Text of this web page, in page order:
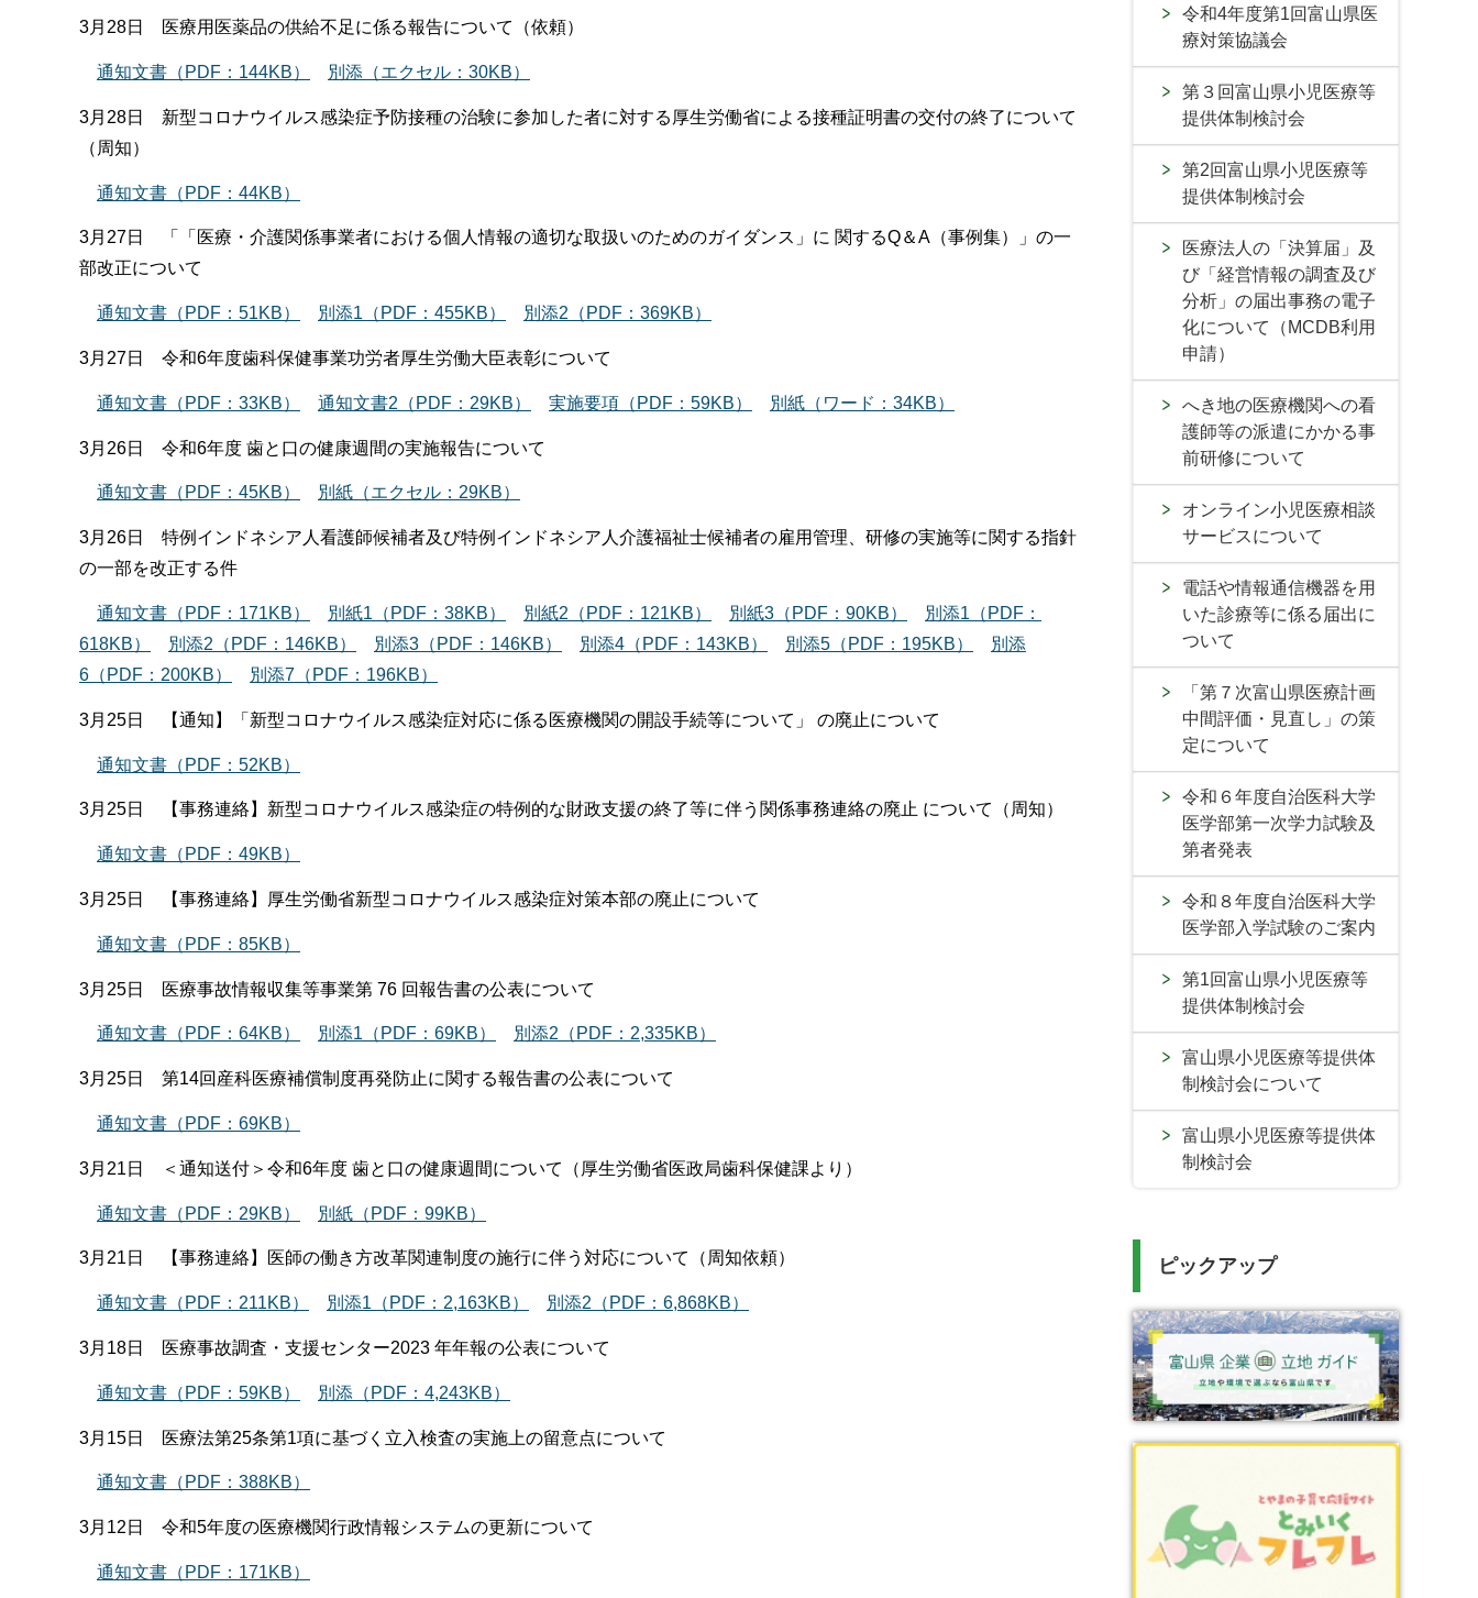
3月28日 医療用医薬品の供給不足に係る報告について（依頼）
通知文書（PDF：144KB） 別添（エクセル：30KB）
3月28日 新型コロナウイルス感染症予防接種の治験に参加した者に対する厚生労働省による接種証明書の交付の終了について
（周知）
通知文書（PDF：44KB）
3月27日 「「医療・介護関係事業者における個人情報の適切な取扱いのためのガイダンス」に 関するQ＆A（事例集）」の一
部改正について
通知文書（PDF：51KB） 別添1（PDF：455KB） 別添2（PDF：369KB）
3月27日 令和6年度歯科保健事業功労者厚生労働大臣表彰について
通知文書（PDF：33KB） 通知文書2（PDF：29KB） 実施要項（PDF：59KB） 別紙（ワード：34KB）
3月26日 令和6年度 歯と口の健康週間の実施報告について
通知文書（PDF：45KB） 別紙（エクセル：29KB）
3月26日 特例インドネシア人看護師候補者及び特例インドネシア人介護福祉士候補者の雇用管理、研修の実施等に関する指針
の一部を改正する件
通知文書（PDF：171KB） 別紙1（PDF：38KB） 別紙2（PDF：121KB） 別紙3（PDF：90KB）
別添1（PDF：
618KB）
別添2（PDF：146KB） 別添3（PDF：146KB） 別添4（PDF：143KB） 別添5（PDF：195KB）
別添
6（PDF：200KB）
別添7（PDF：196KB）
3月25日 【通知】「新型コロナウイルス感染症対応に係る医療機関の開設手続等について」 の廃止について
通知文書（PDF：52KB）
3月25日 【事務連絡】新型コロナウイルス感染症の特例的な財政支援の終了等に伴う関係事務連絡の廃止 について（周知）
通知文書（PDF：49KB）
3月25日 【事務連絡】厚生労働省新型コロナウイルス感染症対策本部の廃止について
通知文書（PDF：85KB）
3月25日 医療事故情報収集等事業第 76 回報告書の公表について
通知文書（PDF：64KB） 別添1（PDF：69KB） 別添2（PDF：2,335KB）
3月25日 第14回産科医療補償制度再発防止に関する報告書の公表について
通知文書（PDF：69KB）
3月21日 ＜通知送付＞令和6年度 歯と口の健康週間について（厚生労働省医政局歯科保健課より）
通知文書（PDF：29KB） 別紙（PDF：99KB）
3月21日 【事務連絡】医師の働き方改革関連制度の施行に伴う対応について（周知依頼）
通知文書（PDF：211KB） 別添1（PDF：2,163KB） 別添2（PDF：6,868KB）
3月18日 医療事故調査・支援センター2023 年年報の公表について
通知文書（PDF：59KB） 別添（PDF：4,243KB）
3月15日 医療法第25条第1項に基づく立入検査の実施上の留意点について
通知文書（PDF：388KB）
3月12日 令和5年度の医療機関行政情報システムの更新について
通知文書（PDF：171KB）
令和4年度第1回富山県医
療対策協議会
第３回富山県小児医療等
提供体制検討会
第2回富山県小児医療等
提供体制検討会
医療法人の「決算届」及
び「経営情報の調査及び
分析」の届出事務の電子
化について（MCDB利用
申請）
へき地の医療機関への看
護師等の派遣にかかる事
前研修について
オンライン小児医療相談
サービスについて
電話や情報通信機器を用
いた診療等に係る届出に
ついて
「第７次富山県医療計画
中間評価・見直し」の策
定について
令和６年度自治医科大学
医学部第一次学力試験及
第者発表
令和８年度自治医科大学
医学部入学試験のご案内
第1回富山県小児医療等
提供体制検討会
富山県小児医療等提供体
制検討会について
富山県小児医療等提供体
制検討会
ピックアップ